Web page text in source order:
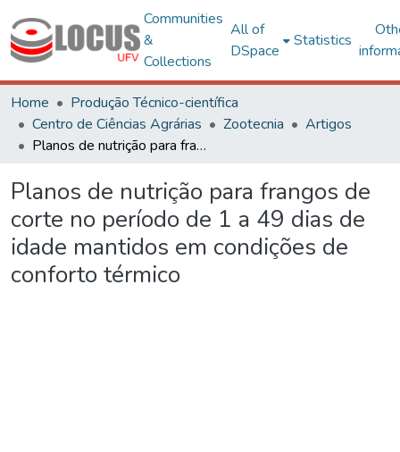
Communities
&
Collections
All of
DSpace
Statistics
Home
Produção Técnico-científica
Centro de Ciências Agrárias
Zootecnia
Artigos
Planos de nutrição para frangos de corte no período de 1 a 49 dias de idade mantidos em condições de conforto térmico
Planos de nutrição para frangos de
corte no período de 1 a 49 dias de
idade mantidos em condições de
conforto térmico